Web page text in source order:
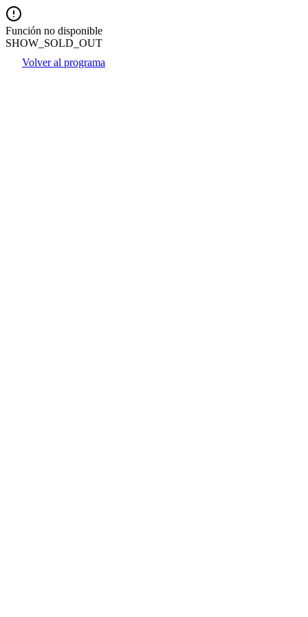
Función no disponible
SHOW_SOLD_OUT
Volver al programa